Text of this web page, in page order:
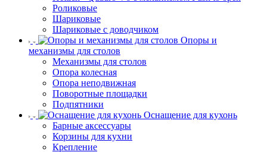
Роликовые
Шариковые
Шариковые с доводчиком
Опоры и
механизмы для столов
Механизмы для столов
Опора колесная
Опора неподвижная
Поворотные площадки
Подпятники
Оснащение для кухонь
Барные аксессуары
Корзины для кухни
Крепление